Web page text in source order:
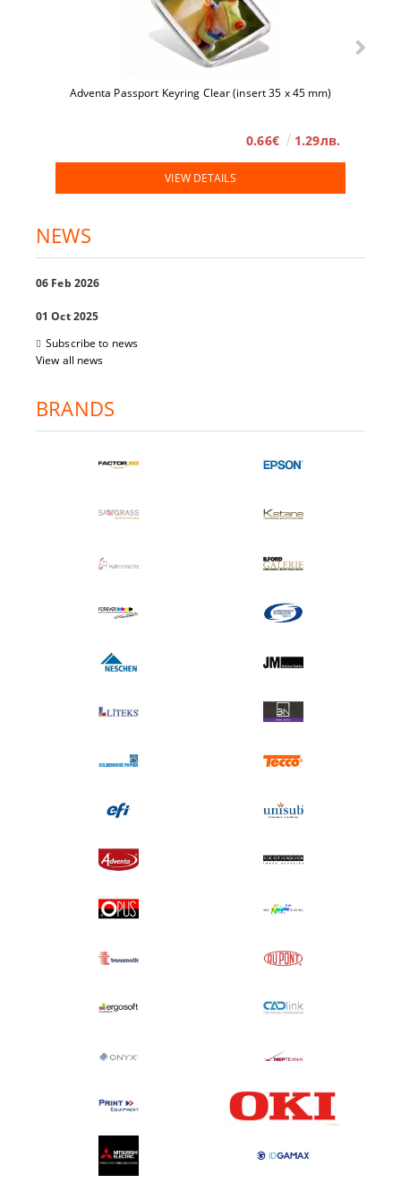
Adventa Passport Keyring Clear (insert 35 x 45 mm)
0.66€ 1.29лв.
VIEW DETAILS
NEWS
06 Feb 2026
01 Oct 2025
Subscribe to news
View all news
BRANDS